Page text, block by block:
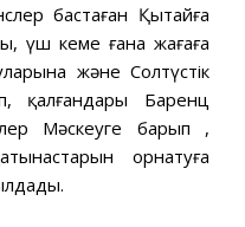
бастаған Қытайға
үш кеме ғана жағаға
және Солтүстік
қалғандары Баренц
Мәскеуге барып ,
орнатуға